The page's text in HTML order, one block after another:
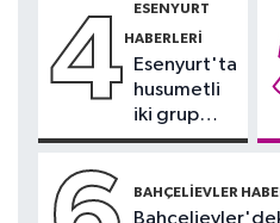
4 ESENYURT
HABERLERI
Esenyurt'ta
husumetli
iki grup
arasında
kavga
BAHÇELIEVLER